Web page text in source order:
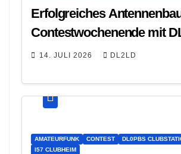
Erfolgreiches
Contestwochenende mit
14. JULI 2026 DL2LD
AMATEURFUNK CONTEST
DL0PBS
I57 CLUBHEIM